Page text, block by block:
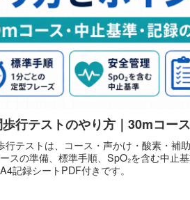
行テストのやり方｜30mコー
行テストは、コース・声かけ・酸素・補
スの準備、標準手順、SpO₂を含む中止
記録シートPDF付きです。